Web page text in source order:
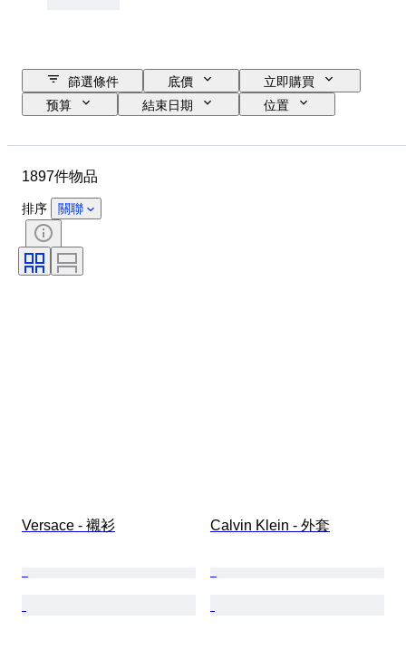
篩選條件 底價
立即購買
预算
結束日期
位置
時期
服裝尺碼
圖案
包括配件
1897件物品
排序 關聯
Versace - 襯衫 Calvin Klein - 外套